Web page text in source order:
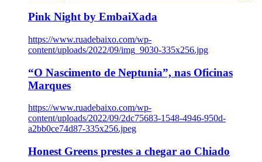
Pink Night by EmbaiXada
https://www.ruadebaixo.com/wp-
content/uploads/2022/09/img_9030-335x256.jpg
“O Nascimento de Neptunia”, nas Oficinas
Marques
https://www.ruadebaixo.com/wp-
content/uploads/2022/09/2dc75683-1548-4946-950d-
a2bb0ce74d87-335x256.jpeg
Honest Greens prestes a chegar ao Chiado